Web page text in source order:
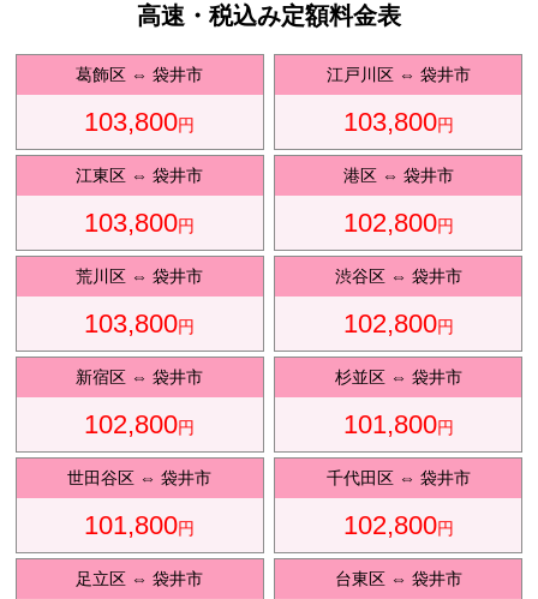
送迎プ
ラン
観光タクシ
ー
ディズニ
ー送迎
東
京
高速・税込み定額料金表
葛飾区 ⇔袋井市
103,800円
江戸川区⇔ 袋井市
103,800円
江東区 ⇔袋井市
103,800円
港区⇔ 袋井市
102,800円
荒川区 ⇔袋井市
103,800円
渋谷区⇔ 袋井市
102,800円
新宿区 ⇔袋井市
102,800円
杉並区⇔ 袋井市
101,800円
世田谷区 ⇔袋井市
101,800円
千代田区⇔ 袋井市
102,800円
足立区 ⇔袋井市 台東区⇔ 袋井市